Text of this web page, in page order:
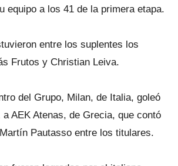
equipo a los 41 de la primera etapa.
entre los suplentes los
Frutos y Christian Leiva.
del Grupo, Milan, de Italia, goleó
AEK Atenas, de Grecia, que contó
Pautasso entre los titulares.